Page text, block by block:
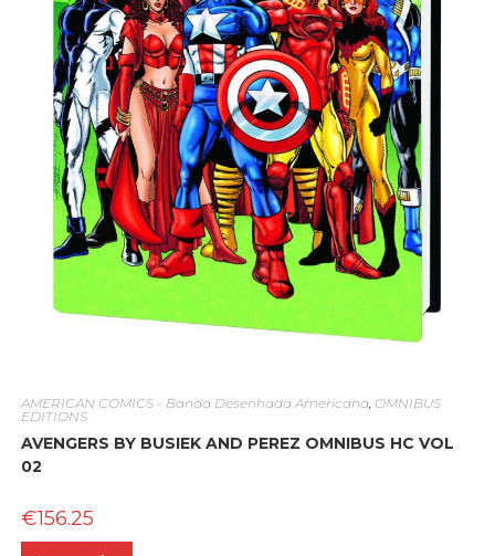
AMERICAN COMICS - Banda Desenhada Americana, OMNIBUS
EDITIONS
AVENGERS BY BUSIEK AND PEREZ OMNIBUS HC VOL
02
€156.25